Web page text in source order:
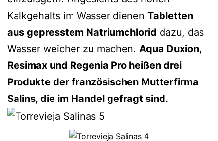
Kalkgehalts im Wasser dienen Tabletten
aus gepresstem Natriumchlorid dazu, das
Wasser weicher zu machen. Aqua Duxion,
Resimax und Regenia Pro heißen drei
Produkte der französischen Mutterfirma
Salins, die im Handel gefragt sind.